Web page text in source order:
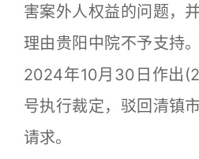
害案外人权益的问题，
理由贵阳中院不予支持
2024年10月30日作出
号执行裁定，驳回清镇
请求。